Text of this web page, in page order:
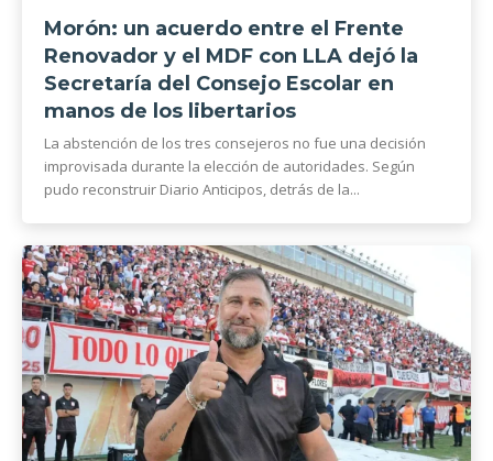
Morón: un acuerdo entre el Frente
Renovador y el MDF con LLA dejó la
Secretaría del Consejo Escolar en
manos de los libertarios
La abstención de los tres consejeros no fue una decisión
improvisada durante la elección de autoridades. Según
pudo reconstruir Diario Anticipos, detrás de la...